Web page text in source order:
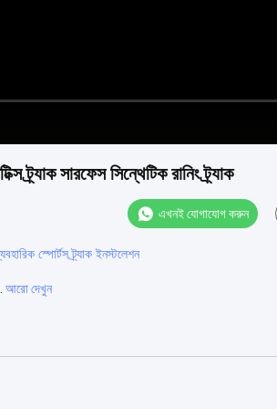
ট্র্যাক সারফেস সিন্থেটিক রানিং ট্র্যাক
এখনই যোগাযোগ করুন
স্পোর্টস ট্র্যাক ইনস্টলেশন
আরো দেখুন